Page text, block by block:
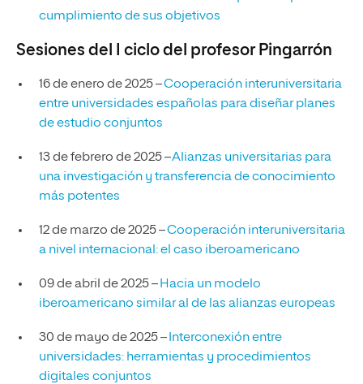
cumplimiento de sus objetivos
Sesiones del I ciclo del profesor Pingarrón
16 de enero de 2025 –Cooperación interuniversitaria
entre universidades españolas para diseñar planes
de estudio conjuntos
13 de febrero de 2025 –Alianzas universitarias para
una investigación y transferencia de conocimiento
más potentes
12 de marzo de 2025 –Cooperación interuniversitaria
a nivel internacional: el caso iberoamericano
09 de abril de 2025 – Hacia un modelo
iberoamericano similar al de las alianzas europeas
30 de mayo de 2025 – Interconexión entre
universidades: herramientas y procedimientos
digitales conjuntos